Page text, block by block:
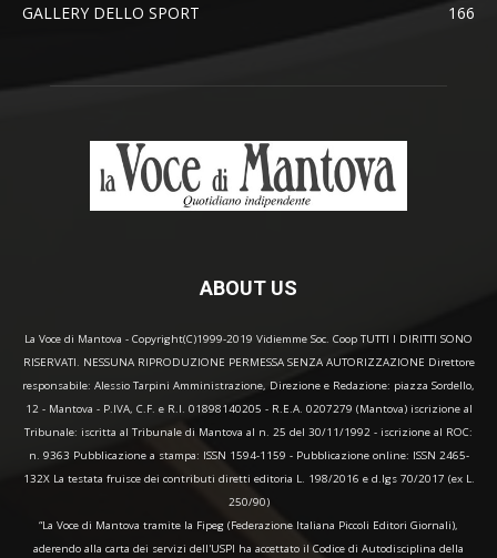
GALLERY DELLO SPORT
166
ABOUT US
La Voce di Mantova - Copyright(C)1999-2019 Vidiemme Soc. Coop TUTTI I DIRITTI SONO
RISERVATI. NESSUNA RIPRODUZIONE PERMESSA SENZA AUTORIZZAZIONE Direttore
responsabile: Alessio Tarpini Amministrazione, Direzione e Redazione: piazza Sordello,
12 - Mantova - P.IVA, C.F. e R.I. 01898140205 - R.E.A. 0207279 (Mantova) iscrizione al
Tribunale: iscritta al Tribunale di Mantova al n. 25 del 30/11/1992 - iscrizione al ROC:
n. 9363 Pubblicazione a stampa: ISSN 1594-1159 - Pubblicazione online: ISSN 2465-
132X La testata fruisce dei contributi diretti editoria L. 198/2016 e d.lgs 70/2017 (ex L.
250/90)
“La Voce di Mantova tramite la Fipeg (Federazione Italiana Piccoli Editori Giornali),
aderendo alla carta dei servizi dell'USPI ha accettato il Codice di Autodisciplina della